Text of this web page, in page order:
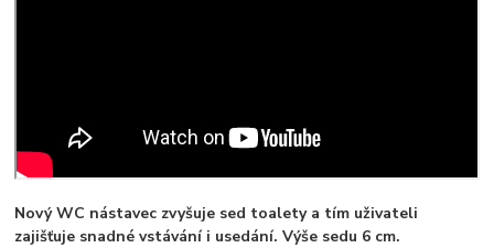
Nový WC nástavec zvyšuje sed toalety a tím uživateli
zajišťuje snadné vstávání i usedání. Výše sedu 6 cm.